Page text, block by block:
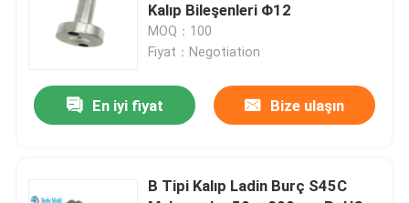
Kişiler
Ürünler
Kalıp Bileşenleri Φ12
MOQ：100
Fiyat：Negotiation
En iyi fiyat Bize ulaşın
B Tipi Kalıp Ladin Burç S45C